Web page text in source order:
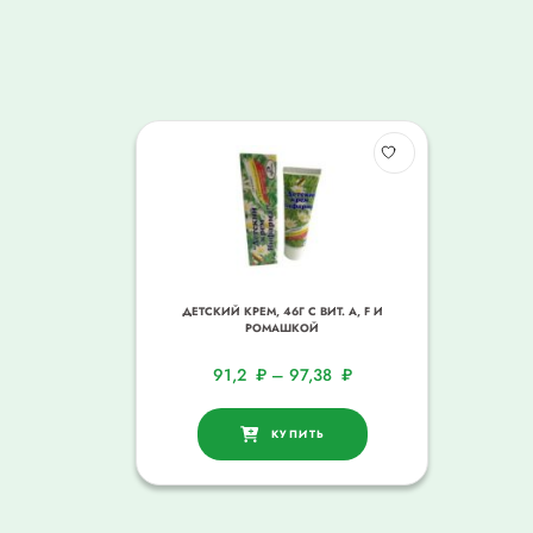
ДЕТСКИЙ КРЕМ, 46Г С ВИТ. A, F И
РОМАШКОЙ
91,2 ₽ – 97,38 ₽
КУПИТЬ